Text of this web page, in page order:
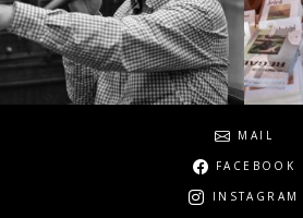
MAIL
FACEBOOK
INSTAGRAM